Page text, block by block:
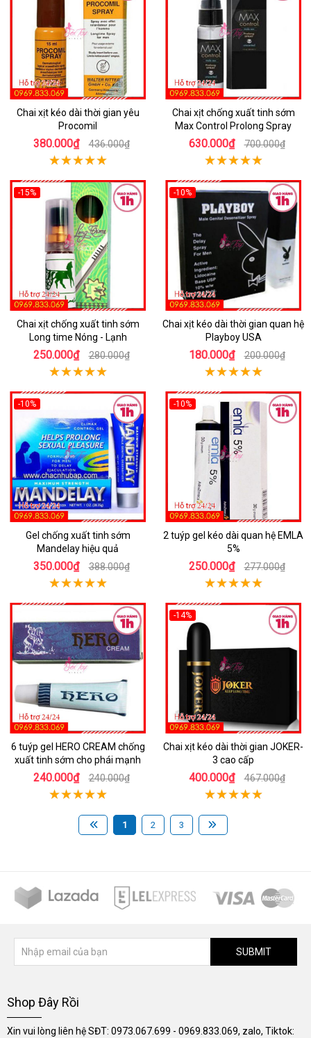
Chai xịt kéo dài thời gian yêu
Procomil
380.000₫ 436.000₫
Chai xịt chống xuất tinh sớm
Max Control Prolong Spray
630.000₫ 700.000₫
-15%
Chai xịt chống xuất tinh sớm
Long time Nóng - Lạnh
250.000₫ 280.000₫
-10%
Chai xịt kéo dài thời gian quan hệ
Playboy USA
180.000₫ 200.000₫
-10%
Gel chống xuất tinh sớm
Mandelay hiệu quả
350.000₫ 388.000₫
-10%
2 tuýp gel kéo dài quan hệ EMLA
5%
250.000₫ 277.000₫
6 tuýp gel HERO CREAM chống
xuất tinh sớm cho phái mạnh
240.000₫ 240.000₫
-14%
Chai xịt kéo dài thời gian JOKER-
3 cao cấp
400.000₫ 467.000₫
1 2 3
SUBMIT
Shop Đây Rồi
Xin vui lòng liên hệ SĐT: 0973.067.699 - 0969.833.069, zalo, Tiktok: